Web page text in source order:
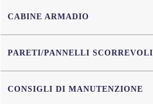
CABINE ARMADIO
PARETI/PANNELLI SCORREVOLI
CONSIGLI DI MANUTENZIONE